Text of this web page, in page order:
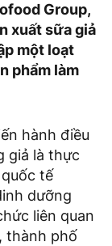
Group,
xuất sữa giả
một loạt
phẩm làm
hành điều
giả là thực
tế
dưỡng
liên quan
thành phố